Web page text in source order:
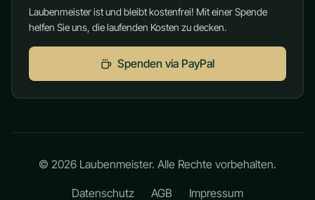
Laubenmeister ist und bleibt kostenfrei! Mit einer Spende
helfen Sie uns, die laufenden Kosten zu decken.
Spenden via PayPal
© 2026 Laubenmeister. Alle Rechte vorbehalten.
Datenschutz AGB Impressum